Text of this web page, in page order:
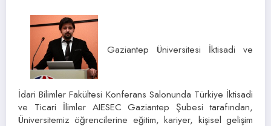
Gaziantep Üniversitesi İktisadi ve
İdari Bilimler Fakültesi Konferans Salonunda Türkiye İktisadi
ve Ticari İlimler AIESEC Gaziantep Şubesi tarafından,
Üniversitemiz öğrencilerine eğitim, kariyer, kişisel gelişim